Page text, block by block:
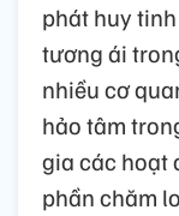
phát huy
tương ái
nhiều cơ
hảo tâm
gia các hoạt
phần chăm